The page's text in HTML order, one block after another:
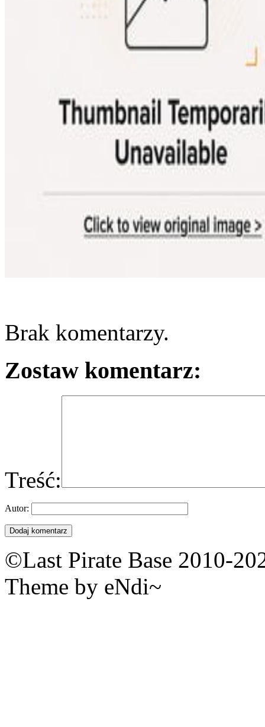
Brak komentarzy.
Zostaw komentarz:
Treść:
Autor:
©Last Pirate Base 2010-
Theme by eNdi~